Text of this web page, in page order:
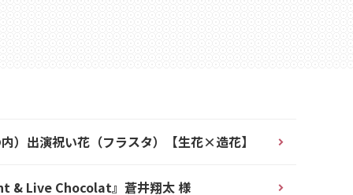
出演祝い花（フラスタ）【生花×造花】
& Live Chocolat』蒼井翔太 様